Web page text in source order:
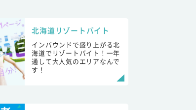
北海道リゾートバイト
インバウンドで盛り上がる北
海道でリゾートバイト！一年
通して大人気のエリアなんで
す！